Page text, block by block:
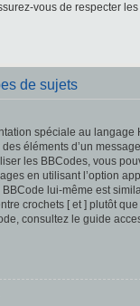
vous de respecter
de sujets
spéciale au langage
éléments d’un
les BBCodes, vous
en utilisant l’option
lui-même est
crochets [ et ] plutôt
consultez le guide